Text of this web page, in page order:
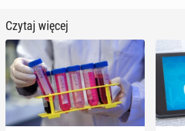
Czytaj więcej